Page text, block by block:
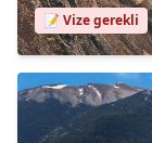
📝 Vize gerekli